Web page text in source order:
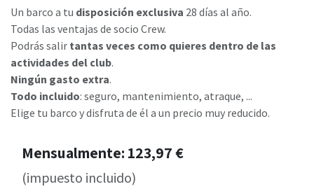
Un barco a tu disposición exclusiva 28 días al año.
Todas las ventajas de socio Crew.
Podrás salir tantas veces como quieres dentro de las
actividades del club.
Ningún gasto extra.
Todo incluido: seguro, mantenimiento, atraque, ...
Elige tu barco y disfruta de él a un precio muy reducido.
Mensualmente: 123,97 €
(impuesto incluido)